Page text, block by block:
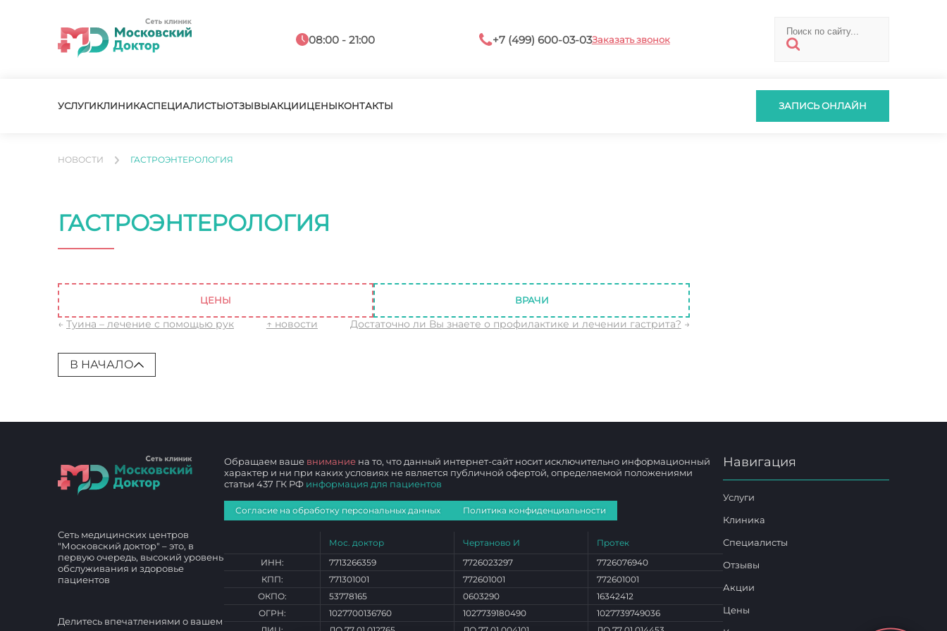
08:00 - 21:00 +7 (499) 600-03-03Заказать звонок
УСЛУГИКЛИНИКАСПЕЦИАЛИСТЫОТЗЫВЫАКЦИИЦЕНЫКОНТАКТЫ ЗАПИСЬ ОНЛАЙН
НОВОСТИ ГАСТРОЭНТЕРОЛОГИЯ
ГАСТРОЭНТЕРОЛОГИЯ
ЦЕНЫ ВРАЧИ
← Туина – лечение с помощью рук ↑ новости Достаточно ли Вы знаете о профилактике и лечении гастрита? →
В НАЧАЛО
Сеть медицинских центров
"Московский доктор" – это, в
первую очередь, высокий уровень
обслуживания и здоровье
пациентов
Делитесь впечатлениями о вашем
Обращаем ваше внимание на то, что данный интернет-сайт носит исключительно информационный
характер и ни при каких условиях не является публичной офертой, определяемой положениями
статьи 437 ГК РФ информация для пациентов
Согласие на обработку персональных данных Политика конфиденциальности
ИНН:
КПП:
ОКПО:
ОГРН:
Мос. доктор
7713266359
771301001
53778165
1027700136760
Чертаново И
7726023297
772601001
0603290
1027739180490
Протек
7726076940
772601001
16342412
1027739749036
Навигация
Услуги
Клиника
Специалисты
Отзывы
Акции
Цены